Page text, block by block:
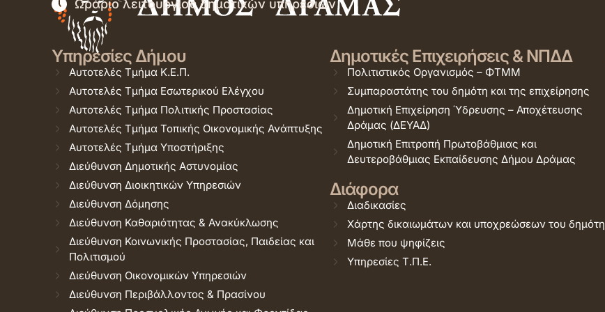
Ωράριο λειτουργίας δημοτικών υπηρεσιών
Υπηρεσίες Δήμου
Αυτοτελές Τμήμα Κ.Ε.Π.
Αυτοτελές Τμήμα Εσωτερικού Ελέγχου
Αυτοτελές Τμήμα Πολιτικής Προστασίας
Αυτοτελές Τμήμα Τοπικής Οικονομικής Ανάπτυξης
Αυτοτελές Τμήμα Υποστήριξης
Διεύθυνση Δημοτικής Αστυνομίας
Διεύθυνση Διοικητικών Υπηρεσιών
Διεύθυνση Δόμησης
Διεύθυνση Καθαριότητας & Ανακύκλωσης
Διεύθυνση Κοινωνικής Προστασίας, Παιδείας και
Πολιτισμού
Διεύθυνση Οικονομικών Υπηρεσιών
Διεύθυνση Περιβάλλοντος & Πρασίνου
Δημοτικές Επιχειρήσεις & ΝΠΔΔ
Πολιτιστικός Οργανισμός – ΦΤΜΜ
Συμπαραστάτης του δημότη και της επιχείρησης
Δημοτική Επιχείρηση Ύδρευσης – Αποχέτευσης
Δράμας (ΔΕΥΑΔ)
Δημοτική Επιτροπή Πρωτοβάθμιας και
Δευτεροβάθμιας Εκπαίδευσης Δήμου Δράμας
Διάφορα
Διαδικασίες
Χάρτης δικαιωμάτων και υποχρεώσεων του δημότη
Μάθε που ψηφίζεις
Υπηρεσίες Τ.Π.Ε.